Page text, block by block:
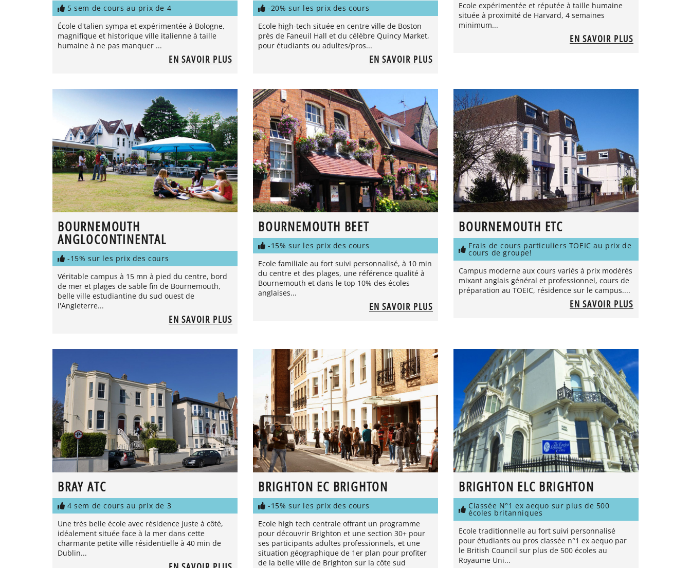
5 sem de cours au prix de 4
École d'talien sympa et expérimentée à Bologne,
magnifique et historique ville italienne à taille
humaine à ne pas manquer ...
EN SAVOIR PLUS
-20% sur les prix des cours
Ecole high-tech située en centre ville de Boston
près de Faneuil Hall et du célèbre Quincy Market,
pour étudiants ou adultes/pros...
EN SAVOIR PLUS
Ecole expérimentée et réputée à taille humaine
située à proximité de Harvard, 4 semaines
minimum...
EN SAVOIR PLUS
BOURNEMOUTH
ANGLOCONTINENTAL
-15% sur les prix des cours
Véritable campus à 15 mn à pied du centre, bord
de mer et plages de sable fin de Bournemouth,
belle ville estudiantine du sud ouest de
l'Angleterre...
EN SAVOIR PLUS
BOURNEMOUTH BEET
-15% sur les prix des cours
Ecole familiale au fort suivi personnalisé, à 10 min
du centre et des plages, une référence qualité à
Bournemouth et dans le top 10% des écoles
anglaises...
EN SAVOIR PLUS
BOURNEMOUTH ETC
Frais de cours particuliers TOEIC au prix de
cours de groupe!
Campus moderne aux cours variés à prix modérés
mixant anglais général et professionnel, cours de
préparation au TOEIC, résidence sur le campus....
EN SAVOIR PLUS
BRAY ATC
4 sem de cours au prix de 3
Une très belle école avec résidence juste à côté,
idéalement située face à la mer dans cette
charmante petite ville résidentielle à 40 min de
Dublin...
BRIGHTON EC BRIGHTON
-15% sur les prix des cours
Ecole high tech centrale offrant un programme
pour découvrir Brighton et une section 30+ pour
ses participants adultes professionnels, et une
situation géographique de 1er plan pour profiter
de la belle ville de Brighton sur la côte sud
BRIGHTON ELC BRIGHTON
Classée N°1 ex aequo sur plus de 500
écoles britanniques
Ecole traditionnelle au fort suivi personnalisé
pour étudiants ou pros classée n°1 ex aequo par
le British Council sur plus de 500 écoles au
Royaume Uni...